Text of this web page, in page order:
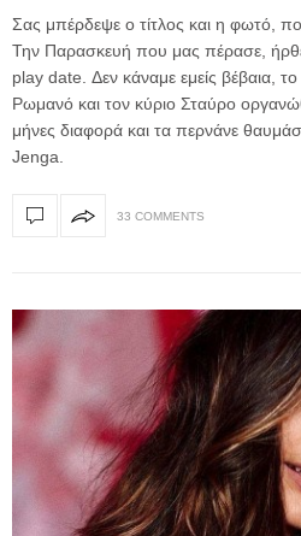
Σας μπέρδεψε ο τίτλος και η φωτό,
Την Παρασκευή που μας πέρασε,
play date. Δεν κάναμε εμείς βέβαια,
Ρωμανό και τον κύριο Σταύρο
μήνες διαφορά και τα περνάνε
Jenga.
33 COMMENTS